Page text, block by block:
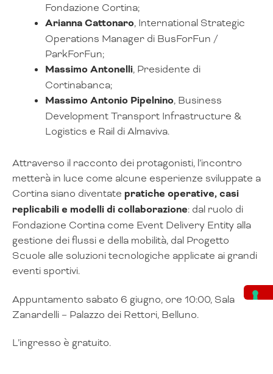
Fondazione Cortina;
Arianna Cattonaro, International Strategic
Operations Manager di BusForFun /
ParkForFun;
Massimo Antonelli, Presidente di
Cortinabanca;
Massimo Antonio Pipelnino, Business
Development Transport Infrastructure &
Logistics e Rail di Almaviva.
Attraverso il racconto dei protagonisti, l’incontro
metterà in luce come alcune esperienze sviluppate a
Cortina siano diventate pratiche operative, casi
replicabili e modelli di collaborazione: dal ruolo di
Fondazione Cortina come Event Delivery Entity alla
gestione dei flussi e della mobilità, dal Progetto
Scuole alle soluzioni tecnologiche applicate ai grandi
eventi sportivi.
Appuntamento sabato 6 giugno, ore 10:00, Sala
Zanardelli – Palazzo dei Rettori, Belluno.
L’ingresso è gratuito.